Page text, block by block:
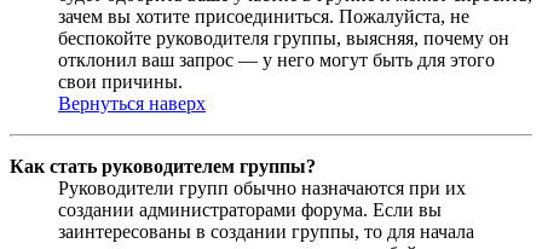
зачем вы хотите присоединиться. Пожалуйста, не
беспокойте руководителя группы, выясняя, почему он
отклонил ваш запрос — у него могут быть для этого
свои причины.
Вернуться наверх
Как стать руководителем группы?
Руководители групп обычно назначаются при их
создании администраторами форума. Если вы
заинтересованы в создании группы, то для начала